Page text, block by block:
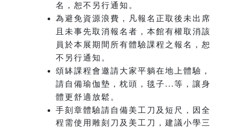
名，恕不另行通知。
為避免資源浪費，凡報名正取後未出席
且未事先取消報名者，本館有權取消該
員於本展期間所有體驗課程之報名，恕
不另行通知。
頌缽課程會邀請大家平躺在地上體驗，
請自備瑜伽墊，枕頭，毯子 ...等，讓身
體更舒適放鬆。
手刻章體驗請自備美工刀及短尺，因全
程需使用雕刻刀及美工刀，建議小學三